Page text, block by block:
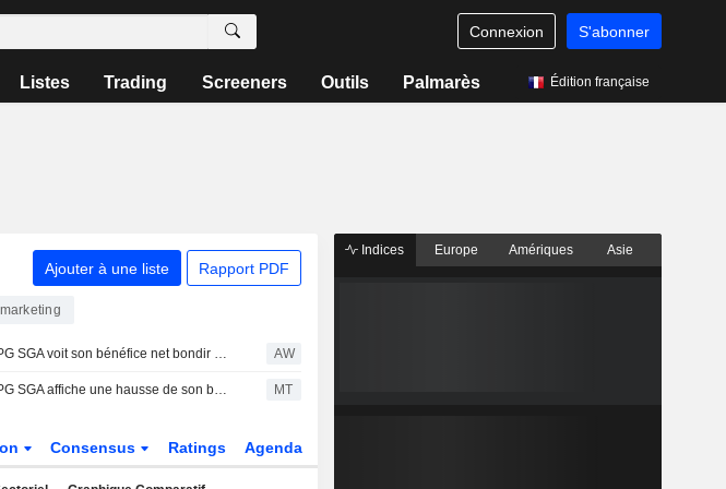
Connexion S'abonner
Listes Trading Screeners Outils Palmarès Édition française
Ajouter à une liste Rapport PDF
APG SGA voit son bénéfice net bondir d'un quart au premier trimestre AW
APG SGA affiche une hausse de son bénéfice net et de son chiffre d'affaires au premier semestre MT
Consensus Ratings Agenda
Indices Europe Amériques Asie